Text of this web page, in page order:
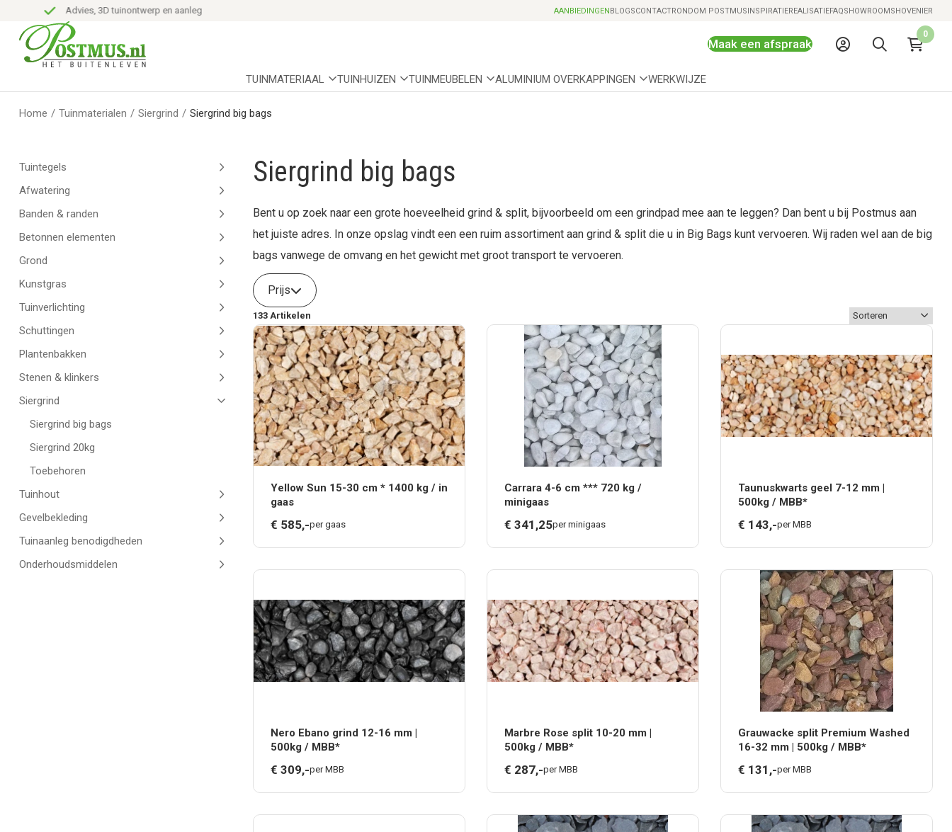
Advies, 3D tuinontwerp en aanleg Snelle levering mogelijk
AANBIEDINGENBLOGSCONTACTRONDOM POSTMUSINSPIRATIEREALISATIEFAQSHOWROOMSHOVENIER
Maak een afspraak
0
TUINMATERIAAL TUINHUIZEN TUINMEUBELEN ALUMINIUM OVERKAPPINGEN WERKWIJZE
Home / Tuinmaterialen / Siergrind / Siergrind big bags
Tuintegels
Afwatering
Banden & randen
Betonnen elementen
Grond
Kunstgras
Tuinverlichting
Schuttingen
Plantenbakken
Stenen & klinkers
Siergrind
Siergrind big bags
Siergrind 20kg
Toebehoren
Tuinhout
Gevelbekleding
Tuinaanleg benodigdheden
Onderhoudsmiddelen
Siergrind big bags
Bent u op zoek naar een grote hoeveelheid grind & split, bijvoorbeeld om een grindpad mee aan te leggen? Dan bent u bij Postmus aan
het juiste adres. In onze opslag vindt een een ruim assortiment aan grind & split die u in Big Bags kunt vervoeren. Wij raden wel aan de big
bags vanwege de omvang en het gewicht met groot transport te vervoeren.
Prijs
133 Artikelen
Yellow Sun 15-30 cm * 1400 kg / in
gaas
€ 585,-per gaas
Carrara 4-6 cm *** 720 kg /
minigaas
€ 341,25per minigaas
Taunuskwarts geel 7-12 mm |
500kg / MBB*
€ 143,-per MBB
Nero Ebano grind 12-16 mm |
500kg / MBB*
€ 309,-per MBB
Marbre Rose split 10-20 mm |
500kg / MBB*
€ 287,-per MBB
Grauwacke split Premium Washed
16-32 mm | 500kg / MBB*
€ 131,-per MBB